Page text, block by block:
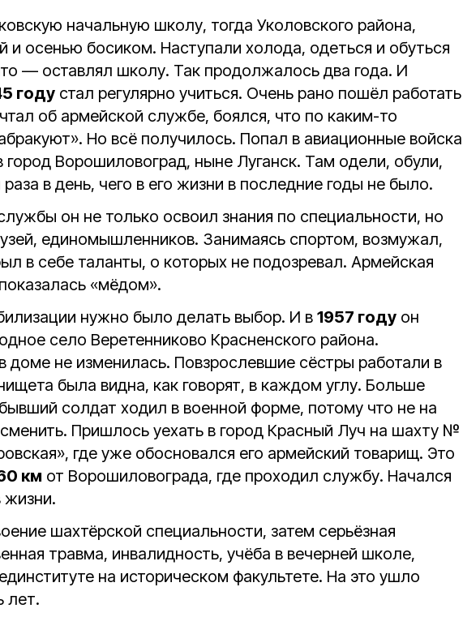
начальную школу, тогда Уколовского района,
и осенью босиком. Наступали холода, одеться и обуться
— оставлял школу. Так продолжалось два года. И
году стал регулярно учиться. Очень рано пошёл работать
об армейской службе, боялся, что по каким-то
Но всё получилось. Попал в авиационные войска
город Ворошиловоград, ныне Луганск. Там одели, обули,
в день, чего в его жизни в последние годы не было.
он не только освоил знания по специальности, но
единомышленников. Занимаясь спортом, возмужал,
в себе таланты, о которых не подозревал. Армейская
«мёдом».
нужно было делать выбор. И в 1957 году он
село Веретенниково Красненского района.
доме не изменилась. Повзрослевшие сёстры работали в
была видна, как говорят, в каждом углу. Больше
солдат ходил в военной форме, потому что не на
Пришлось уехать в город Красный Луч на шахту №
где уже обосновался его армейский товарищ. Это
км от Ворошиловограда, где проходил службу. Начался
жизни.
шахтёрской специальности, затем серьёзная
травма, инвалидность, учёба в вечерней школе,
на историческом факультете. На это ушло
лет.